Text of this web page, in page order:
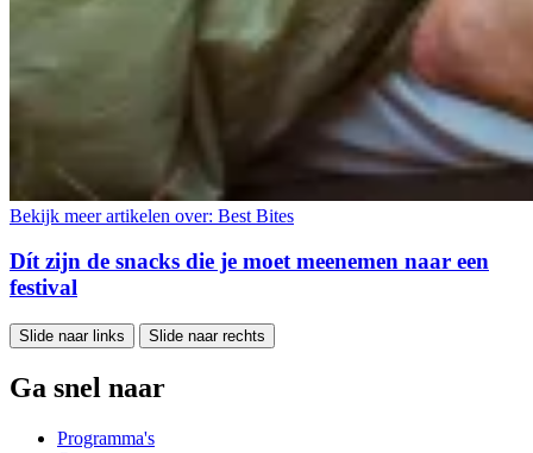
Bekijk meer artikelen over: Best Bites
Dít zijn de snacks die je moet meenemen naar een
festival
Slide naar links Slide naar rechts
Ga snel naar
Programma's